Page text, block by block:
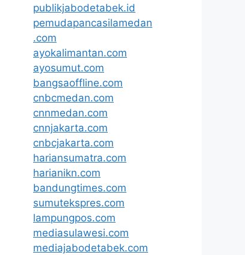
publikjabodetabek.id
pemudapancasilamedan
.com
ayokalimantan.com
ayosumut.com
bangsaoffline.com
cnbcmedan.com
cnnmedan.com
cnnjakarta.com
cnbcjakarta.com
hariansumatra.com
harianikn.com
bandungtimes.com
sumutekspres.com
lampungpos.com
mediasulawesi.com
mediajabodetabek.com